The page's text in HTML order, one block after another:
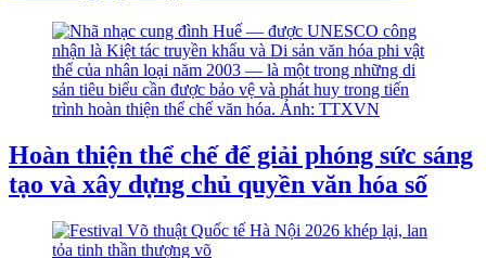
Hoàn thiện thể chế để giải phóng sức sáng
tạo và xây dựng chủ quyền văn hóa số